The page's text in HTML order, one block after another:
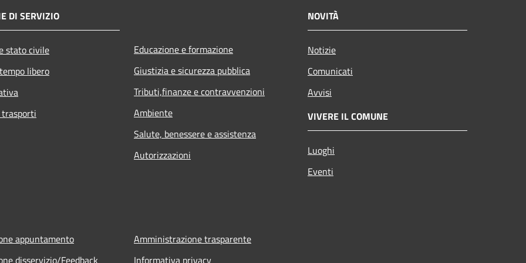
DI SERVIZIO
stato civile
libero
Educazione e formazione
Giustizia e sicurezza pubblica
Tributi,finanze e contravvenzioni
Ambiente
Salute, benessere e assistenza
Autorizzazioni
NOVITÀ
Notizie
Comunicati
Avvisi
VIVERE IL COMUNE
Luoghi
Eventi
appuntamento
disservizio/Feedback
Amministrazione trasparente
Informativa privacy